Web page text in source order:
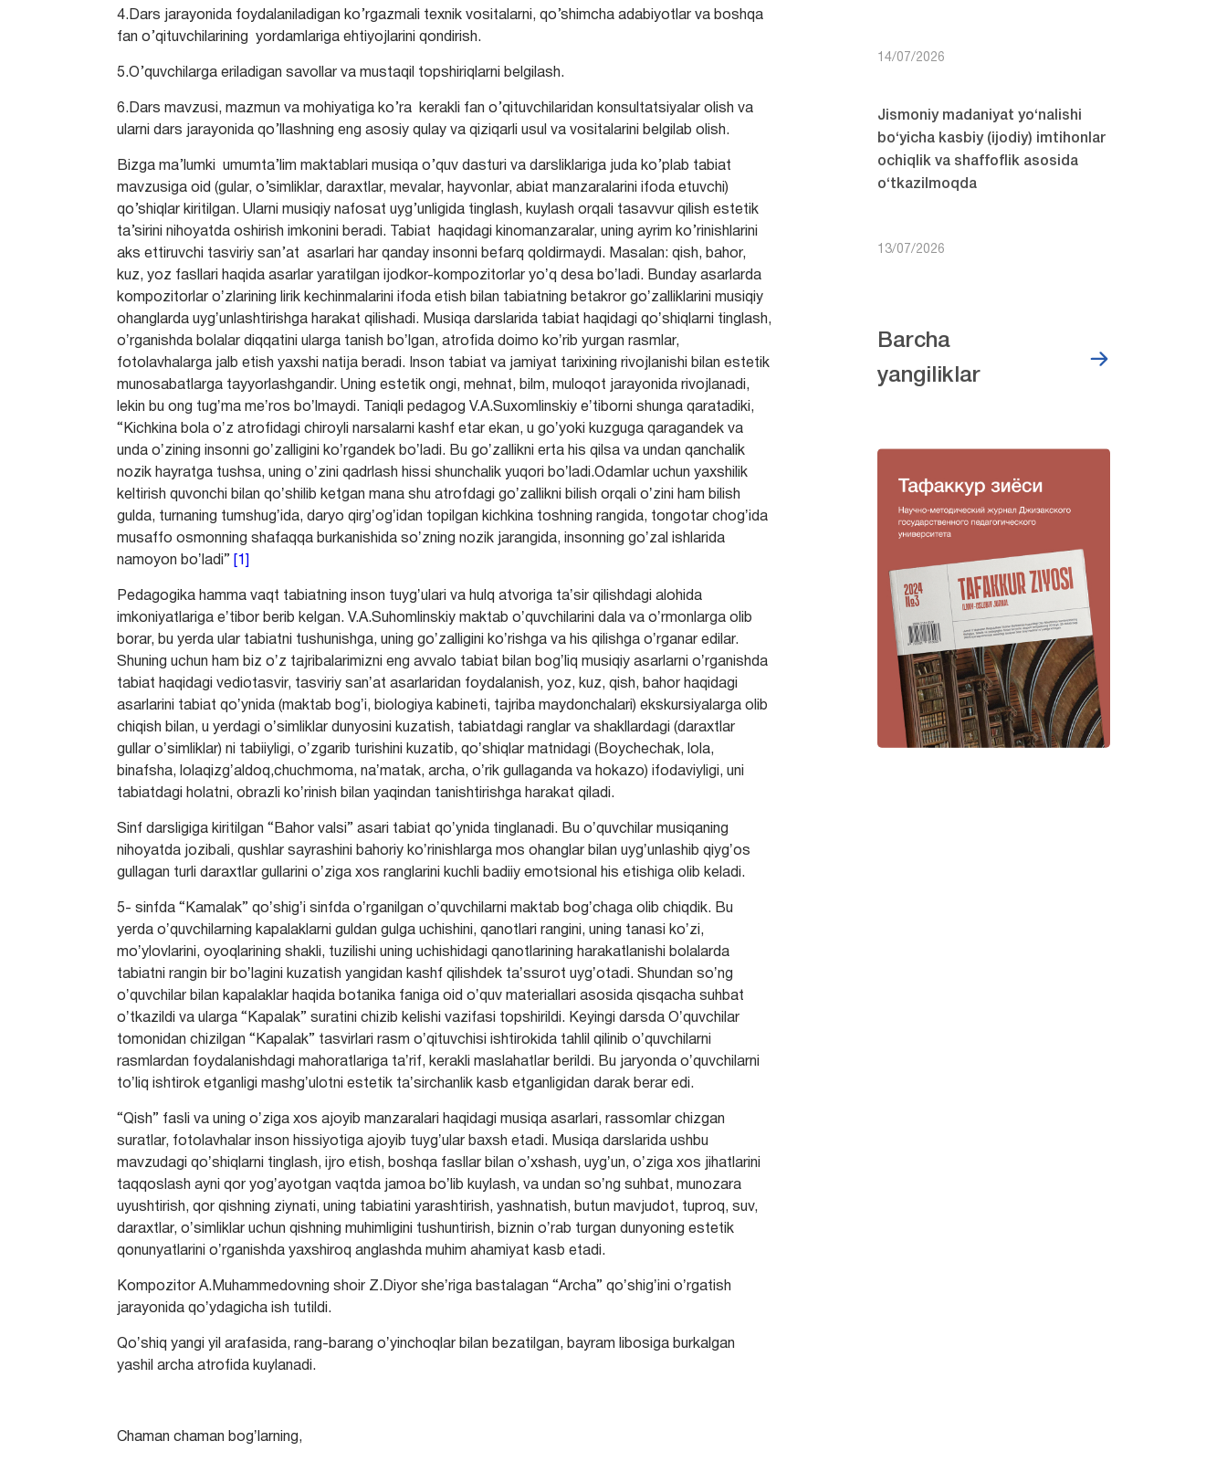
4.Dars jarayonida foydalaniladigan ko’rgazmali texnik vositalarni, qo’shimcha adabiyotlar va boshqa
fan o’qituvchilarining yordamlariga ehtiyojlarini qondirish.
5.O’quvchilarga eriladigan savollar va mustaqil topshiriqlarni belgilash.
6.Dars mavzusi, mazmun va mohiyatiga ko’ra kerakli fan o’qituvchilaridan konsultatsiyalar olish va
ularni dars jarayonida qo’llashning eng asosiy qulay va qiziqarli usul va vositalarini belgilab olish.
Bizga ma’lumki umumta’lim maktablari musiqa o’quv dasturi va darsliklariga juda ko’plab tabiat
mavzusiga oid (gular, o’simliklar, daraxtlar, mevalar, hayvonlar, abiat manzaralarini ifoda etuvchi)
qo’shiqlar kiritilgan. Ularni musiqiy nafosat uyg’unligida tinglash, kuylash orqali tasavvur qilish estetik
ta’sirini nihoyatda oshirish imkonini beradi. Tabiat haqidagi kinomanzaralar, uning ayrim ko’rinishlarini
aks ettiruvchi tasviriy san’at asarlari har qanday insonni befarq qoldirmaydi. Masalan: qish, bahor,
kuz, yoz fasllari haqida asarlar yaratilgan ijodkor-kompozitorlar yoʼq desa boʼladi. Bunday asarlarda
kompozitorlar oʼzlarining lirik kechinmalarini ifoda etish bilan tabiatning betakror goʼzalliklarini musiqiy
ohanglarda uygʼunlashtirishga harakat qilishadi. Musiqa darslarida tabiat haqidagi qoʼshiqlarni tinglash,
oʼrganishda bolalar diqqatini ularga tanish boʼlgan, atrofida doimo koʼrib yurgan rasmlar,
fotolavhalarga jalb etish yaxshi natija beradi. Inson tabiat va jamiyat tarixining rivojlanishi bilan estetik
munosabatlarga tayyorlashgandir. Uning estetik ongi, mehnat, bilm, muloqot jarayonida rivojlanadi,
lekin bu ong tugʼma meʼros boʼlmaydi. Taniqli pedagog V.A.Suxomlinskiy eʼtiborni shunga qaratadiki,
“Kichkina bola oʼz atrofidagi chiroyli narsalarni kashf etar ekan, u goʼyoki kuzguga qaragandek va
unda oʼzining insonni goʼzalligini koʼrgandek boʼladi. Bu goʼzallikni erta his qilsa va undan qanchalik
nozik hayratga tushsa, uning oʼzini qadrlash hissi shunchalik yuqori boʼladi.Odamlar uchun yaxshilik
keltirish quvonchi bilan qoʼshilib ketgan mana shu atrofdagi goʼzallikni bilish orqali oʼzini ham bilish
gulda, turnaning tumshugʼida, daryo qirgʼogʼidan topilgan kichkina toshning rangida, tongotar chogʼida
musaffo osmonning shafaqqa burkanishida soʼzning nozik jarangida, insonning goʼzal ishlarida
namoyon boʼladi”
[1]
Pedagogika hamma vaqt tabiatning inson tuygʼulari va hulq atvoriga taʼsir qilishdagi alohida
imkoniyatlariga eʼtibor berib kelgan. V.A.Suhomlinskiy maktab oʼquvchilarini dala va oʼrmonlarga olib
borar, bu yerda ular tabiatni tushunishga, uning goʼzalligini koʼrishga va his qilishga oʼrganar edilar.
Shuning uchun ham biz oʼz tajribalarimizni eng avvalo tabiat bilan bogʼliq musiqiy asarlarni oʼrganishda
tabiat haqidagi vediotasvir, tasviriy sanʼat asarlaridan foydalanish, yoz, kuz, qish, bahor haqidagi
asarlarini tabiat qoʼynida (maktab bogʼi, biologiya kabineti, tajriba maydonchalari) ekskursiyalarga olib
chiqish bilan, u yerdagi oʼsimliklar dunyosini kuzatish, tabiatdagi ranglar va shakllardagi (daraxtlar
gullar oʼsimliklar) ni tabiiyligi, oʼzgarib turishini kuzatib, qoʼshiqlar matnidagi (Boychechak, lola,
binafsha, lolaqizgʼaldoq,chuchmoma, naʼmatak, archa, oʼrik gullaganda va hokazo) ifodaviyligi, uni
tabiatdagi holatni, obrazli koʼrinish bilan yaqindan tanishtirishga harakat qiladi.
Sinf darsligiga kiritilgan “Bahor valsi” asari tabiat qoʼynida tinglanadi. Bu oʼquvchilar musiqaning
nihoyatda jozibali, qushlar sayrashini bahoriy koʼrinishlarga mos ohanglar bilan uygʼunlashib qiygʼos
gullagan turli daraxtlar gullarini oʼziga xos ranglarini kuchli badiiy emotsional his etishiga olib keladi.
5- sinfda “Kamalak” qoʼshigʼi sinfda oʼrganilgan oʼquvchilarni maktab bogʼchaga olib chiqdik. Bu
yerda oʼquvchilarning kapalaklarni guldan gulga uchishini, qanotlari rangini, uning tanasi koʼzi,
moʼylovlarini, oyoqlarining shakli, tuzilishi uning uchishidagi qanotlarining harakatlanishi bolalarda
tabiatni rangin bir boʼlagini kuzatish yangidan kashf qilishdek taʼssurot uygʼotadi. Shundan soʼng
oʼquvchilar bilan kapalaklar haqida botanika faniga oid oʼquv materiallari asosida qisqacha suhbat
oʼtkazildi va ularga “Kapalak” suratini chizib kelishi vazifasi topshirildi. Keyingi darsda Oʼquvchilar
tomonidan chizilgan “Kapalak” tasvirlari rasm oʼqituvchisi ishtirokida tahlil qilinib oʼquvchilarni
rasmlardan foydalanishdagi mahoratlariga taʼrif, kerakli maslahatlar berildi. Bu jaryonda oʼquvchilarni
toʼliq ishtirok etganligi mashgʼulotni estetik taʼsirchanlik kasb etganligidan darak berar edi.
“Qish” fasli va uning oʼziga xos ajoyib manzaralari haqidagi musiqa asarlari, rassomlar chizgan
suratlar, fotolavhalar inson hissiyotiga ajoyib tuygʼular baxsh etadi. Musiqa darslarida ushbu
mavzudagi qoʼshiqlarni tinglash, ijro etish, boshqa fasllar bilan oʼxshash, uygʼun, oʼziga xos jihatlarini
taqqoslash ayni qor yogʼayotgan vaqtda jamoa boʼlib kuylash, va undan soʼng suhbat, munozara
uyushtirish, qor qishning ziynati, uning tabiatini yarashtirish, yashnatish, butun mavjudot, tuproq, suv,
daraxtlar, oʼsimliklar uchun qishning muhimligini tushuntirish, biznin oʼrab turgan dunyoning estetik
qonunyatlarini oʼrganishda yaxshiroq anglashda muhim ahamiyat kasb etadi.
Kompozitor A.Muhammedovning shoir Z.Diyor sheʼriga bastalagan “Archa” qoʼshigʼini oʼrgatish
jarayonida qoʼydagicha ish tutildi.
Qoʼshiq yangi yil arafasida, rang-barang oʼyinchoqlar bilan bezatilgan, bayram libosiga burkalgan
yashil archa atrofida kuylanadi.
Chaman chaman bogʼlarning,
14/07/2026
Jismoniy madaniyat yo‘nalishi
bo‘yicha kasbiy (ijodiy) imtihonlar
ochiqlik va shaffoflik asosida
o‘tkazilmoqda
13/07/2026
Barcha
yangiliklar